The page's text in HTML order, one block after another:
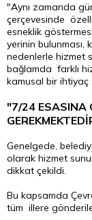
"Aynı zamanda
çerçevesinde
esneklik
yerinin bulunması,
nedenlerle hizmet
bağlamda farklı
kamusal bir ihtiyaç
"7/24 ESASINA
Genelgede,
olarak hizmet
dikkat çekildi.
Bu kapsamda
tüm illere